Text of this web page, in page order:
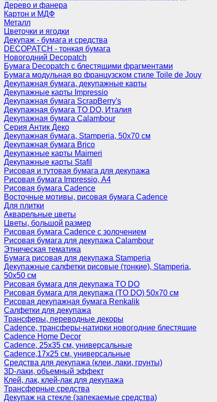
Дерево и фанера
Картон и МДФ
Металл
Цветочки и ягодки
Декупаж - бумага и средства
DECOPATCH - тонкая бумага
Новогодний Decopatch
Бумага Decopatch с блестящими фрагментами
Бумага модульная во французском стиле Toile de Jouy
Декупажная бумага, декупажные карты
Декупажные карты Impressio
Декупажная бумага ScrapBerry's
Декупажная бумага TO DO, Италия
Декупажная бумага Calambour
Серия Антик Деко
Декупажная бумага, Stamperia, 50х70 см
Декупажная бумага Brico
Декупажные карты Maimeri
Декупажные карты Stafil
Рисовая и тутовая бумага для декупажа
Рисовая бумага Impressio, А4
Рисовая бумага Cadence
Восточные мотивы, рисовая бумага Cadence
Для плитки
Акварельные цветы
Цветы, большой размер
Рисовая бумага Cadence c золочением
Рисовая бумага для декупажа Calambour
Этническая тематика
Бумага рисовая для декупажа Stamperia
Декупажные салфетки рисовые (тонкие), Stamperia,
50х50 см
Рисовая бумага для декупажа TO DO
Рисовая бумага для декупажа (TO DO) 50х70 см
Рисовая декупажная бумага Renkalik
Салфетки для декупажа
Трансферы, переводные декоры
Cadence, трансферы-натирки новогодние блестящие
Cadence Home Decor
Cadence, 25х35 см, универсальные
Cadence,17х25 см, универсальные
Средства для декупажа (клеи, лаки, грунты)
3D-лаки, объемный эффект
Клей, лак, клей-лак для декупажа
Трансферные средства
Декупаж на стекле (запекаемые средства)